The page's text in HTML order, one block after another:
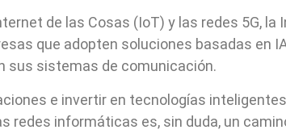
de las Cosas (IoT) y las redes 5G,
que adopten soluciones basadas en
sus sistemas de comunicación.
e invertir en tecnologías
redes informáticas es, sin duda, un